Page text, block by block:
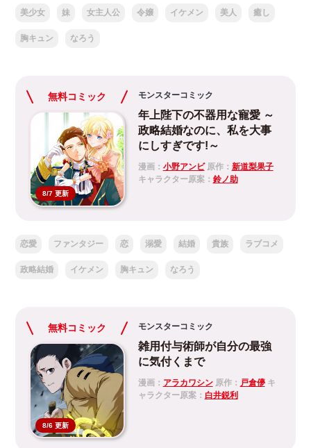
美少女 妹 女主人公 令嬢 イケメン 美人 癒し
胸キュン なろう
無料コミック
8/7 更新
モンスターコミック
年上陛下の不器用な寵愛 ～
政略結婚なのに、私を大事
にしすぎです!～
漫画： 小野アンビ原作： 新道梨果子
キャラクター原案： 鈴ノ助
恋愛 ファンタジー 恋 溺愛 結婚 貴族 ラブコメ
政略結婚 イケメン 胸キュン なろう
無料コミック
8/6 更新
モンスターコミック
雑用付与術師が自分の最強
に気付くまで
漫画： アラカワシン原作： 戸倉儚キ
ャラクター原案： 白井鋭利